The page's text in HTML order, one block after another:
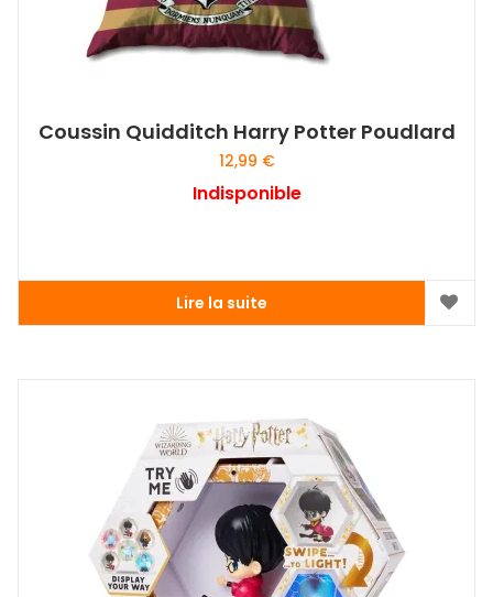
Coussin Quidditch Harry Potter Poudlard
12,99 €
Indisponible
Lire la suite